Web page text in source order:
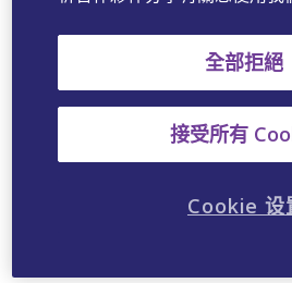
醋酸鋅（Zinc Acetate)
氯己定（Chlorhexidine)
全部拒絕
接受所有
Cookie 设